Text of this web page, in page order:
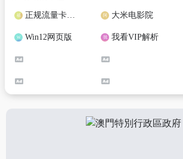
正规流量卡免费加盟合作 大米电影院
Win12网页版 我看VIP解析